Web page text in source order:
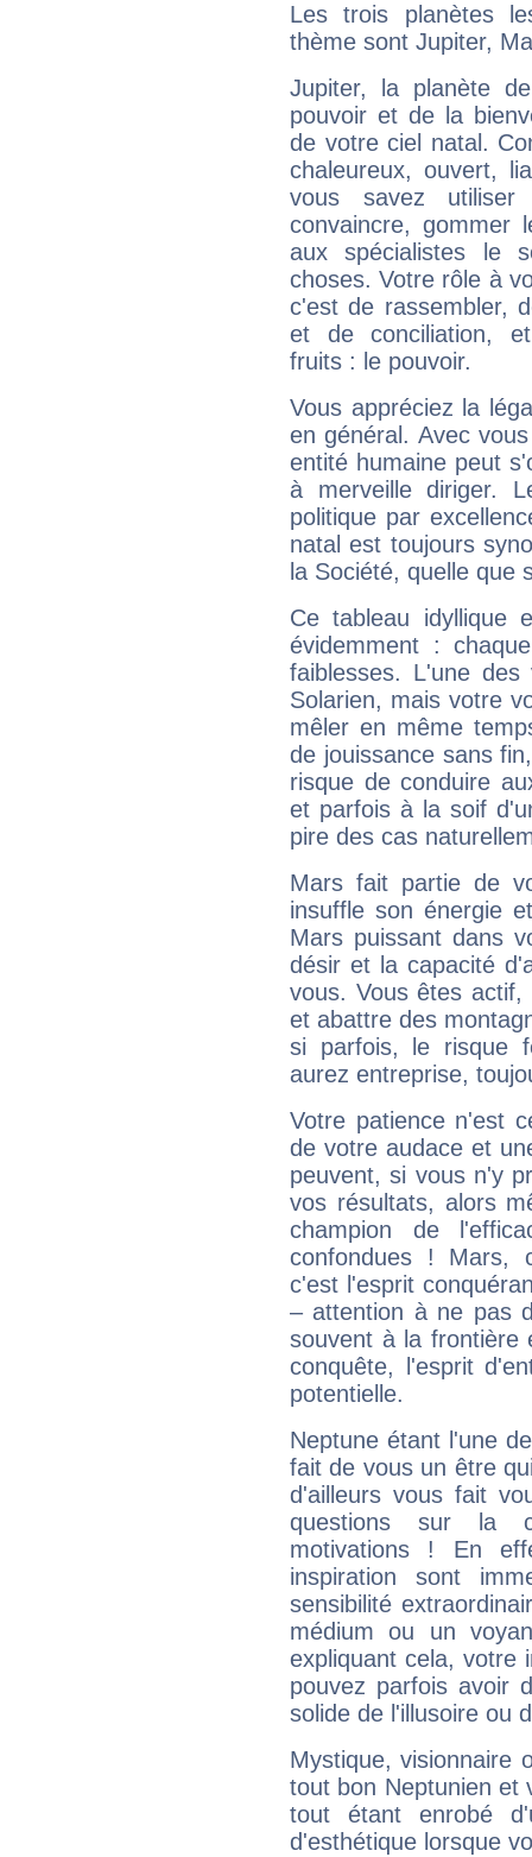
Les trois planètes
thème sont Jupiter,
Jupiter, la planète
pouvoir et de la
de votre ciel natal.
chaleureux, ouvert,
vous savez
convaincre, gommer
aux spécialistes le
choses. Votre rôle à
c'est de rassembler,
et de conciliation,
fruits : le pouvoir.
Vous appréciez la
en général. Avec
entité humaine peut
à merveille diriger.
politique par
natal est toujours
la Société, quelle que
Ce tableau idyllique
évidemment :
faiblesses. L'une
Solarien, mais votre
mêler en même
de jouissance sans
risque de conduire
et parfois à la soif
pire des cas
Mars fait partie de
insuffle son énergie
Mars puissant dans
désir et la capacité
vous. Vous êtes
et abattre des
si parfois, le risque
aurez entreprise,
Votre patience n'est
de votre audace et
peuvent, si vous n'y
vos résultats, alors
champion de
confondues ! Mars,
c'est l'esprit
– attention à ne pas
souvent à la frontière
conquête, l'esprit
potentielle.
Neptune étant l'une
fait de vous un être
d'ailleurs vous fait
questions sur la
motivations ! En
inspiration sont
sensibilité
médium ou un
expliquant cela, votre
pouvez parfois avoir
solide de l'illusoire ou
Mystique, visionnaire
tout bon Neptunien et
tout étant enrobé
d'esthétique lorsque